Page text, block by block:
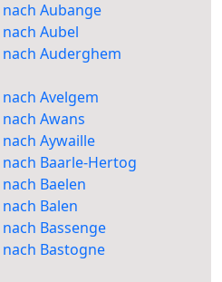
Aubange
Aubel
Auderghem
Avelgem
Awans
Aywaille
Baarle-Hertog
Baelen
Balen
Bassenge
Bastogne